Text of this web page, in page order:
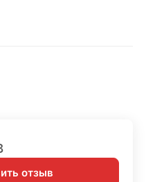
отзыв